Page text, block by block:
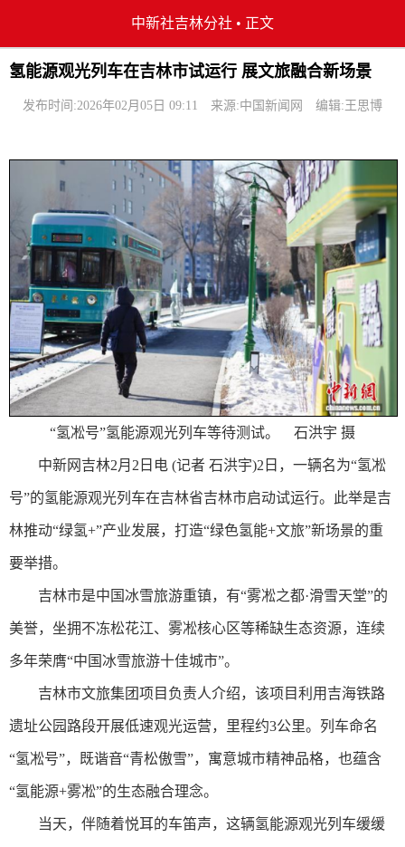
中新社吉林分社 • 正文
氢能源观光列车在吉林市试运行 展文旅融合新场景
发布时间:2026年02月05日 09:11 来源:中国新闻网 编辑:王思博
“氢凇号”氢能源观光列车等待测试。 石洪宇 摄
中新网吉林2月2日电 (记者 石洪宇)2日，一辆名为“氢凇
号”的氢能源观光列车在吉林省吉林市启动试运行。此举是吉
林推动“绿氢+”产业发展，打造“绿色氢能+文旅”新场景的重
要举措。
吉林市是中国冰雪旅游重镇，有“雾凇之都·滑雪天堂”的
美誉，坐拥不冻松花江、雾凇核心区等稀缺生态资源，连续
多年荣膺“中国冰雪旅游十佳城市”。
吉林市文旅集团项目负责人介绍，该项目利用吉海铁路
遗址公园路段开展低速观光运营，里程约3公里。列车命名
“氢凇号”，既谐音“青松傲雪”，寓意城市精神品格，也蕴含
“氢能源+雾凇”的生态融合理念。
当天，伴随着悦耳的车笛声，这辆氢能源观光列车缓缓